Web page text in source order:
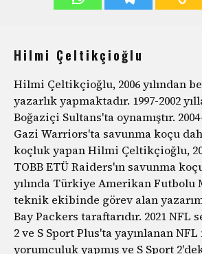
Hilmi Çeltikçioğlu
Hilmi Çeltikçioğlu, 2006 yılından
yazarlık yapmaktadır. 1997-2002
Boğaziçi Sultans'ta oynamıştır.
Gazi Warriors'ta savunma koçu
koçluk yapan Hilmi Çeltikçioğlu,
TOBB ETÜ Raiders'ın savunma
yılında Türkiye Amerikan Futbolu
teknik ekibinde görev alan
Bay Packers taraftarıdır. 2021 NFL
2 ve S Sport Plus'ta yayınlanan
yorumculuk yapmış ve S Sport